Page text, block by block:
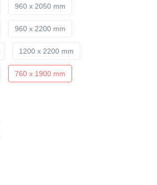
960 x 2050 mm
960 x 2200 mm
1200 x 2200 mm
760 x 1900 mm